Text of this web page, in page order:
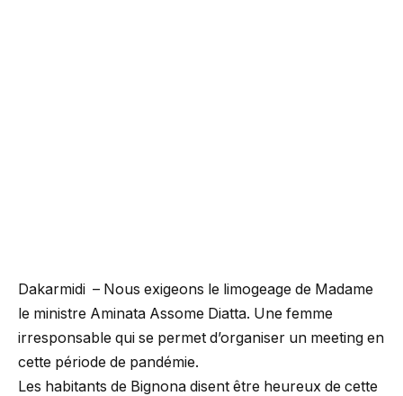
Dakarmidi – Nous exigeons le limogeage de Madame
le ministre Aminata Assome Diatta. Une femme
irresponsable qui se permet d’organiser un meeting en
cette période de pandémie.
Les habitants de Bignona disent être heureux de cette